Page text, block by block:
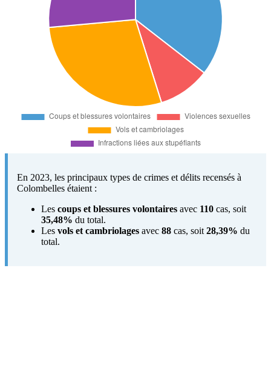
En 2023, les principaux types de crimes et délits recensés à
Colombelles étaient :
Les coups et blessures volontaires avec 110 cas, soit
35,48% du total.
Les vols et cambriolages avec 88 cas, soit 28,39% du
total.